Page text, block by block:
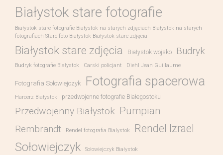
Białystok stare fotografie
Białystok stare fotografie Białystok na starych zdjęciach Białystok na starych
fotografiach Stare foto Białystok Białystok stare zdjęcia
Białystok stare zdjęcia Białystok wojsko Budryk
Budryk fotografie Białystok Carski policjant Diehl Jean Guillaume
Fotografia Sołowiejczyk Fotografia spacerowa
Harcerz Białystok przedwojenne fotografie Białegostoku
Przedwojenny Białystok Pumpian
Rembrandt Rendel fotografia Bialystok Rendel Izrael
Sołowiejczyk Sołowiejczyk Białystok